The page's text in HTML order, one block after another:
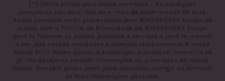
(*) Oferta válida para novos membros - As condições
completas são descritas no e-mail de boas-vindas Os teus
dados pessoais serão processados pela BOARDRIDERS Europe de
acordo com a Política de Privacidade da BOARDRIDERS Europe
para te fornecer os nossos produtos e serviços e para te manter
a par das nossas novidades e coleções relativamente à nossa
marca ROXY. Podes anular a subscrição a qualquer momento se
já não desejares receber informações ou promoções da nossa
marca. Também podes pedir para consultar, corrigir ou eliminar
as tuas informações pessoais.